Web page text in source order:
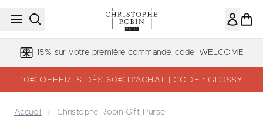
Passer au contenu principal
-15% sur votre première commande, code: WELCOME
10€ OFFERTS DÈS 60€ D’ACHAT | CODE : GLOSSY
Accueil Christophe Robin Gift Purse